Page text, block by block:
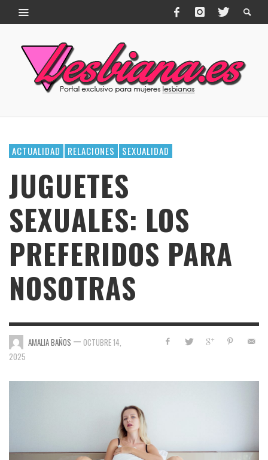
ACTUALIDAD RELACIONES SEXUALIDAD
JUGUETES
SEXUALES: LOS
PREFERIDOS PARA
NOSOTRAS
AMALIA BAÑOS — OCTUBRE 14,
2025